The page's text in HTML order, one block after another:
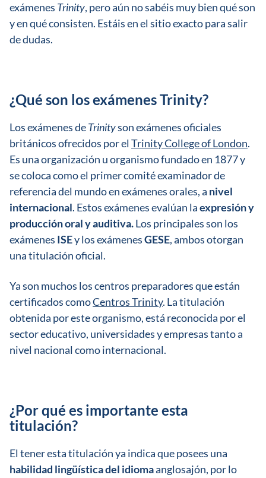
exámenes Trinity, pero aún no sabéis muy bien qué son
y en qué consisten. Estáis en el sitio exacto para salir
de dudas.
¿Qué son los exámenes Trinity?
Los exámenes deTrinityson exámenes oficiales
británicos ofrecidos por el Trinity College of London.
Es una organización u organismo fundado en 1877 y
se coloca como el primer comité examinador de
referencia del mundo en exámenes orales, a nivel
internacional. Estos exámenes evalúan laexpresión y
producción oral y auditiva.Los principales son los
exámenes ISEy los exámenesGESE, ambos otorgan
una titulación oficial.
Ya son muchos los centros preparadores que están
certificados comoCentros Trinity. La titulación
obtenida por este organismo, está reconocida por el
sector educativo, universidades y empresas tanto a
nivel nacional como internacional.
¿Por qué es importante esta
titulación?
El tener esta titulación ya indica que posees una
habilidad lingüística del idiomaanglosajón, por lo